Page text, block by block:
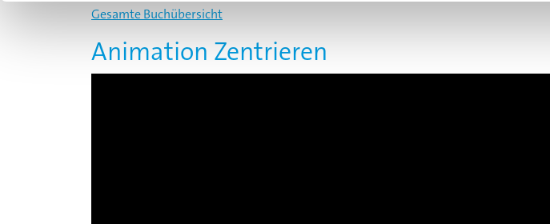
Gesamte Buchübersicht
Animation Zentrieren